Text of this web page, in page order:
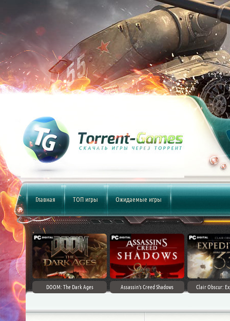
Главная ТОП игры Ожидаемые игры
DOOM: The Dark Ages Assassin's Creed Shadows Clair Obscur: